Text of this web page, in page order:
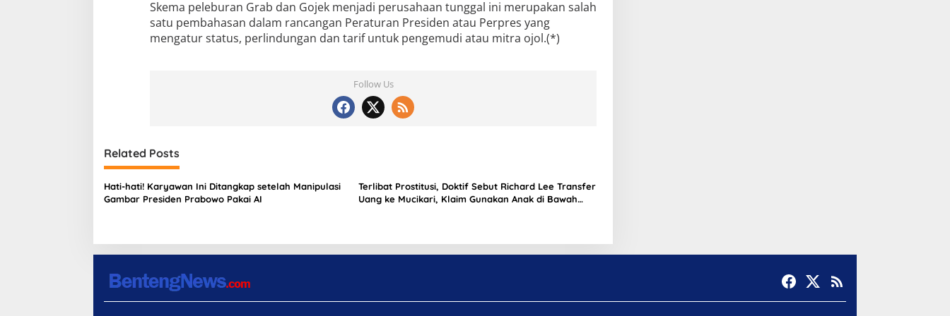
Skema peleburan Grab dan Gojek menjadi perusahaan tunggal ini merupakan salah
satu pembahasan dalam rancangan Peraturan Presiden atau Perpres yang
mengatur status, perlindungan dan tarif untuk pengemudi atau mitra ojol.(*)
Follow Us
Related Posts
Hati-hati! Karyawan Ini Ditangkap setelah Manipulasi
Gambar Presiden Prabowo Pakai AI
Terlibat Prostitusi, Doktif Sebut Richard Lee Transfer
Uang ke Mucikari, Klaim Gunakan Anak di Bawah